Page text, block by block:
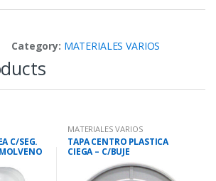
Category: MATERIALES VARIOS
C/SEG.
MATERIALES VARIOS
TAPA CENTRO PLASTICA
CIEGA – C/BUJE